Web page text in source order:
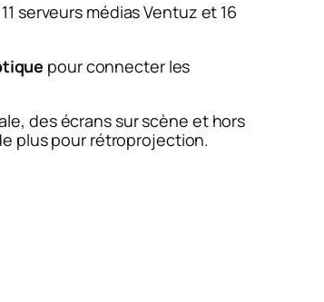
serveurs médias Ventuz et 16
pour connecter les
des écrans sur scène et hors
plus pour rétroprojection.